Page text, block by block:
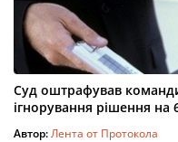
Суд оштрафував
ігнорування рішення на
Автор:Лента от Протокола